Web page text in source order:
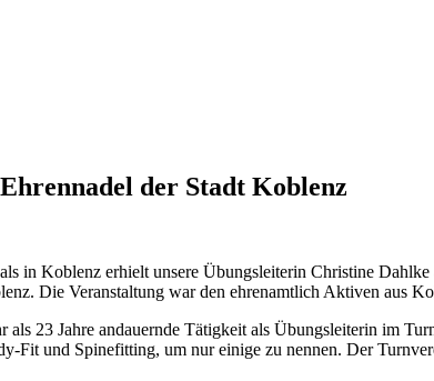
der Stadt Koblenz
in Koblenz erhielt unsere Übungsleiterin Christine
Die Veranstaltung war den ehrenamtlich Aktiven aus
23 Jahre andauernde Tätigkeit als Übungsleiterin im
Fit und Spinefitting, um nur einige zu nennen. Der